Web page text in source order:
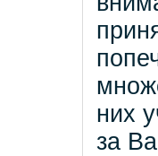
них
за